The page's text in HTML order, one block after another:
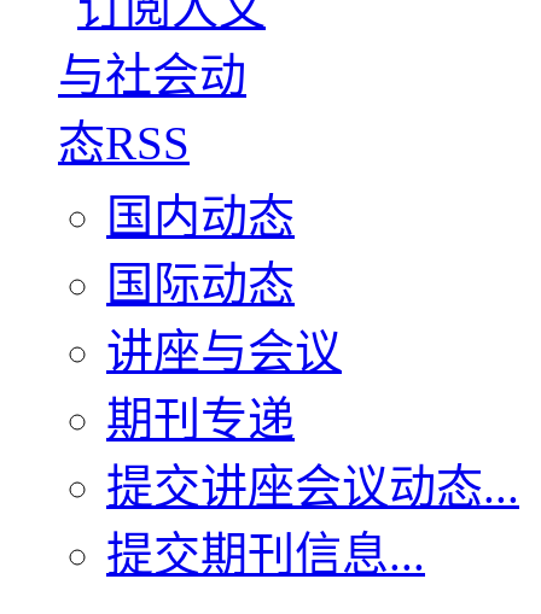
国内动态
国际动态
讲座与会议
期刊专递
提交讲座会议动态...
提交期刊信息...